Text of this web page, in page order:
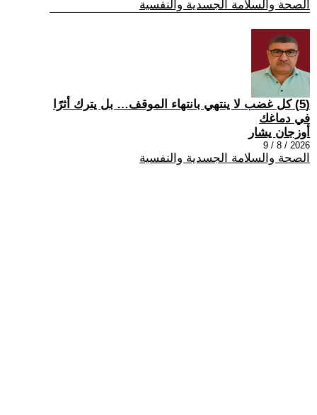
الصحة والسلامة الجسدية والنفسية
(5) كل غضب لا ينتهي بانتهاء الموقف… بل يترك أثرًا
في دماغك
أوزجان يشار
2026 / 8 / 9
الصحة والسلامة الجسدية والنفسية